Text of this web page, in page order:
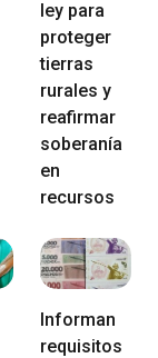
ley para
proteger
tierras
rurales y
reafirmar
soberanía
en
recursos
Informan
requisitos